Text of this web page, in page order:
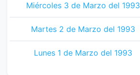
Miércoles 3 de Marzo del 1993
Martes 2 de Marzo del 1993
Lunes 1 de Marzo del 1993